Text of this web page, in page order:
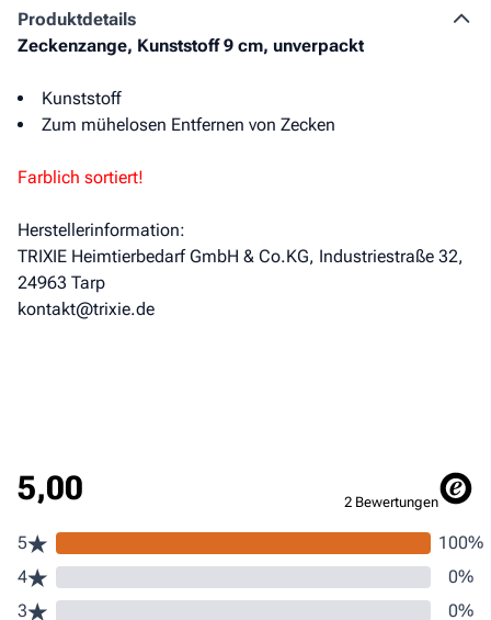
Produkt­details
Zeckenzange, Kunststoff 9 cm, unverpackt
Kunststoff
Zum mühelosen Entfernen von Zecken
Farblich sortiert!
Herstellerinformation:
TRIXIE Heimtierbedarf GmbH & Co.KG, Industriestraße 32,
24963 Tarp
kontakt@trixie.de